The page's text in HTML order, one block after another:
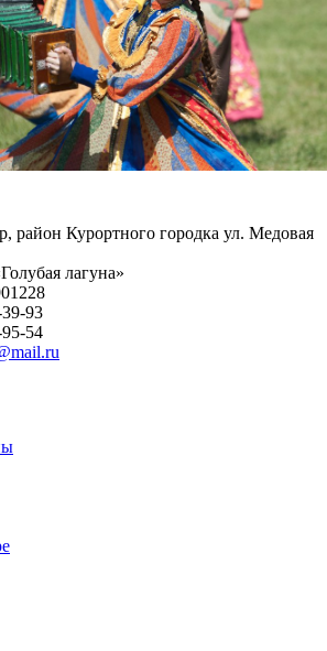
район Курортного городка ул. Медовая
лагуна»
93
54